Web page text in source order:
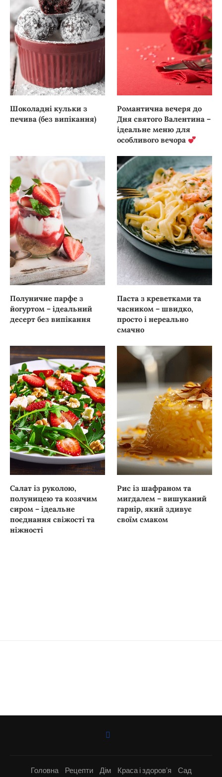
Шоколадні кульки з
печива (без випікання)
Романтична вечеря до
Дня святого Валентина –
ідеальне меню для
особливого вечора
Полуничне парфе з
йогуртом – ідеальний
десерт без випікання
Паста з креветками та
часником – швидко,
просто і нереально
смачно
Салат із руколою,
полуницею та козячим
сиром – ідеальне
поєднання свіжості та
ніжності
Рис із шафраном та
мигдалем – вишуканий
гарнір, який здивує
своїм смаком
Головна Рецепти Дім Краса і здоров’я
Сад